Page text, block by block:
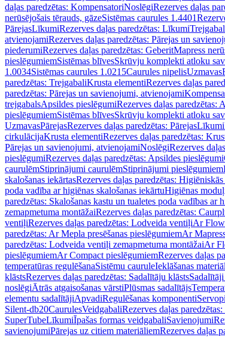
daļas paredzētas: KompensatoriNoslēgiRezerves daļas
nerūsējošais tērauds, gāzeSistēmas caurules 1.4401
PārejasLīkumiRezerves daļas paredzētas: Līkumi
atvienojamiRezerves daļas paredzētas: Pārejas un
piederumiRezerves daļas paredzētas: GeberitMapress
pieslēgumiemSistēmas blīvesSkrūvju komplekti atloku
1.0034Sistēmas caurules 1.0215Caurules nipelisUzmavas
paredzētas: TrejgabaliKrusta elementiRezerves daļas
paredzētas: Pārejas un savienojumi, atvienojami
trejgabalsApsildes pieslēgumiRezerves daļas paredzētas:
pieslēgumiemSistēmas blīvesSkrūvju komplekti atloku
UzmavasPārejasRezerves daļas paredzētas: PārejasLīkumi
cirkulācijaKrusta elementiRezerves daļas paredzētas:
Pārejas un savienojumi, atvienojamiNoslēgiRezerves
pieslēgumiRezerves daļas paredzētas: Apsildes pieslēgumi
caurulēmStiprinājumi caurulēmStiprinājumi pieslēgumiem
skalošanas iekārtasRezerves daļas paredzētas:
poda vadība ar higiēnas skalošanas iekārtuHigiēnas
paredzētas: Skalošanas kastu un tualetes poda vadības ar
zemapmetuma montāžaiRezerves daļas paredzētas:
ventiļiRezerves daļas paredzētas: Lodveida ventiļiAr
paredzētas: Ar Mepla presēšanas pieslēgumiemAr
paredzētas: Lodveida ventiļi zemapmetuma montāžaiAr
pieslēgumiemAr Compact pieslēgumiemRezerves daļas
temperatūras regulēšanaSistēmu cauruleIeklāšanas
klāstsRezerves daļas paredzētas: Sadalītāju klāsts
noslēgiĀtrās atgaisošanas vārstiPlūsmas sadalītājs
elementu sadalītājiApvadiRegulēšanas komponenti
Silent-db20CaurulesVeidgabaliRezerves daļas
SuperTubeLīkumiĪpašas formas veidgabaliSavienojumi
savienojumiPārejas uz citiem materiāliemRezerves daļas